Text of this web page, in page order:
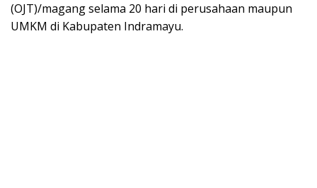
(OJT)/magang selama 20 hari di perusahaan maupun
UMKM di Kabupaten Indramayu.